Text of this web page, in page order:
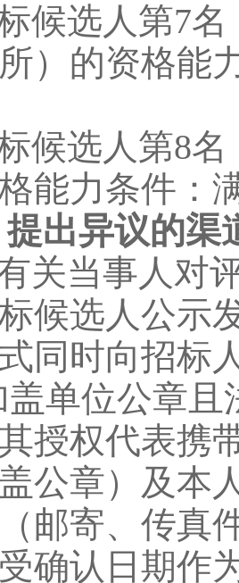
候选人第7名
） 的资格能
候选人第8名
能力条件：
提出异议的渠
关当事人对
候选人公示
同时向招标
盖单位公章且
授权代表携
盖公章）及本
邮寄、传真
确认日期作